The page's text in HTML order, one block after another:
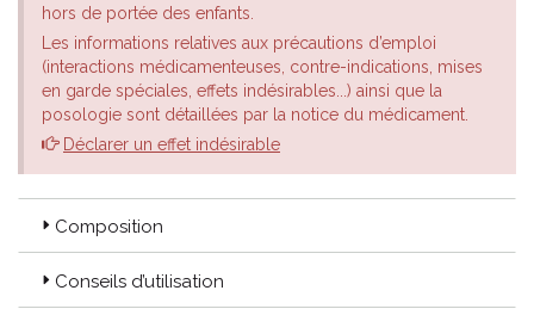
hors de portée des enfants.
Les informations relatives aux précautions d’emploi
(interactions médicamenteuses, contre-indications, mises
en garde spéciales, effets indésirables...) ainsi que la
posologie sont détaillées par la notice du médicament.
Déclarer un effet indésirable
Composition
Conseils d’utilisation